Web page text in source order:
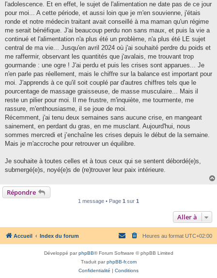
l'adolescence. Et en effet, le sujet de l'alimentation ne date pas de ce jour
pour moi... A cette période, et aussi loin que je m'en souvienne, j'étais
ronde et notre médecin traitant avait conseillé à ma maman qu'un régime
me serait bénéfique. J'ai beaucoup perdu non sans maux, et puis la vie a
continué et l'alimentation n'a plus été un problème, n'a plus été LE sujet
central de ma vie... Jusqu'en avril 2024 où j'ai souhaité perdre du poids et
me raffermir, observant les quantités que j'avalais, me trouvant trop
gourmande : une ogre ! J'ai perdu et puis les crises sont apparues... Je
n'en parle pas réellement, mais le chiffre sur la balance est important pour
moi. J'apprends à ce qu'il soit couplé par d'autres chiffres tels que le
pourcentage de massage graisseuse, de masse musculaire... Mais il
reste un pilier pour moi. Il me frustre, m'inquiète, me tourmente, me
rassure, m'enthousiasme, il se joue de moi.
Récemment, j'ai tenu deux semaines sans aucune crise, en mangeant
sainement, en perdant du gras, en me musclant. Aujourd'hui, nous
sommes mercredi et j’enchaîne les crises depuis le début de la semaine.
Mais je m'accroche pour retrouver un équilibre.
Je souhaite à toutes celles et à tous ceux qui se sentent débordé(e)s,
submergé(e)s, noyé(e)s de (re)trouver leur paix intérieure.
Répondre
1 message • Page 1 sur 1
Aller à
Accueil Index du forum Heures au format UTC+02:00
Développé parphpBB® Forum Software © phpBB Limited
Traduit parphpBB-fr.com
Confidentialité | Conditions